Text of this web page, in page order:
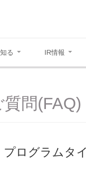
る IR情報
問(FAQ)
プログラムタ